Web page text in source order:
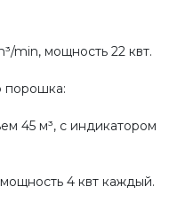
min, мощность 22 квт.
порошка:
45 м³, с индикатором
4 квт каждый.